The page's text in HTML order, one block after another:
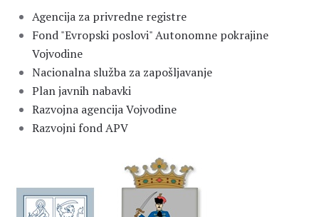
Agencija za privredne registre
Fond "Evropski poslovi" Autonomne pokrajine
Vojvodine
Nacionalna služba za zapošljavanje
Plan javnih nabavki
Razvojna agencija Vojvodine
Razvojni fond APV